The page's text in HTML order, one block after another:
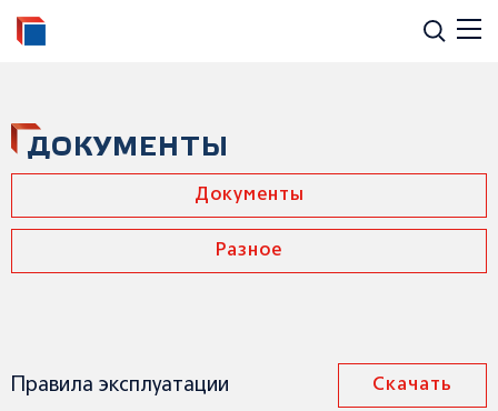
ДОКУМЕНТЫ
Документы
Разное
Правила эксплуатации Скачать